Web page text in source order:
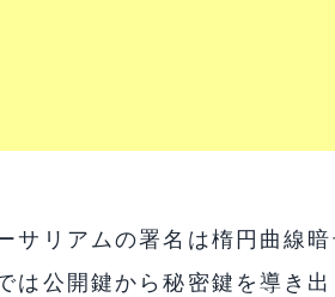
サリアムの署名は楕円曲線
は公開鍵から秘密鍵を導き